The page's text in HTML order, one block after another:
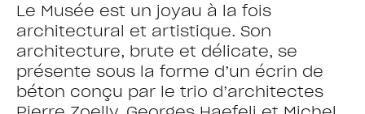
Le Musée est un joyau à la fois
architectural et artistique. Son
architecture, brute et délicate, se
présente sous la forme d’un écrin de
béton conçu par le trio d’architectes